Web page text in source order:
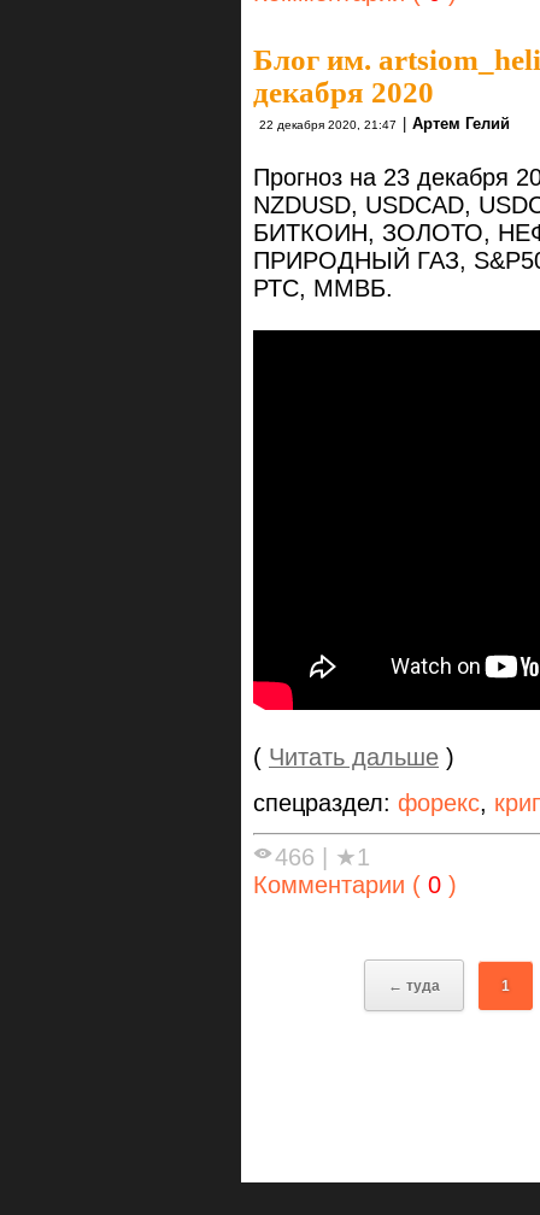
Блог им.
декабря 2020
22 декабря 2020, 21:47 Артем Гелий
Прогноз на 23 декабря
NZDUSD, USDCAD,
БИТКОИН, ЗОЛОТО,
ПРИРОДНЫЙ ГАЗ,
РТС, ММВБ.
( Читать дальше )
спецраздел: форекс,
466
★1
Комментарии ( 0 )
← туда 1